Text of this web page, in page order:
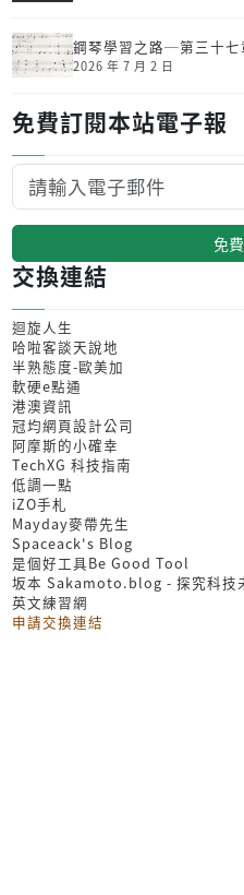
鋼琴學習之路─第三十七
2026 年 7 月 2 日
免費訂閱本站電子報
免
交換連結
迴旋人生
哈啦客談天說地
半熟態度-歐美加
軟硬e點通
港澳資訊
冠均網頁設計公司
阿摩斯的小確幸
TechXG 科技指南
低調一點
iZO手札
Mayday麥帶先生
Spaceack's Blog
是個好工具Be Good Tool
坂本 Sakamoto.blog - 探究科技
英文練習網
申請交換連結